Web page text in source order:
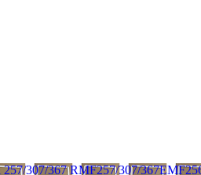
307/367 RMF257/307/